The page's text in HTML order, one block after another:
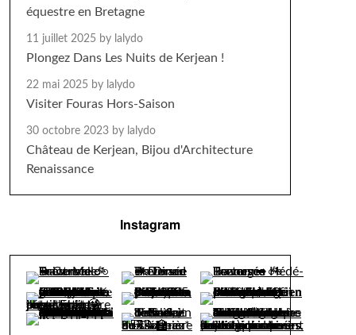
équestre en Bretagne
11 juillet 2025 by lalydo
Plongez Dans Les Nuits de Kerjean !
22 mai 2025 by lalydo
Visiter Fouras Hors-Saison
30 octobre 2023 by lalydo
Château de Kerjean, Bijou d'Architecture
Renaissance
Instagram